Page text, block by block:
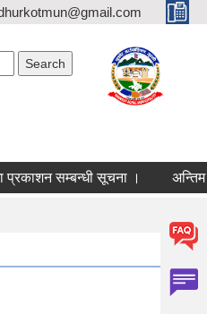
सम्बन्धी सूचना । अन्तिम